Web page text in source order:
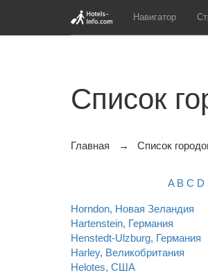
Навигатор
Список
Главная Список
A B C D
Horndon, Новая Зеландия
Hartenstein, Германия
Henstedt-Ulzburg, Германия
Harley, Великобритания
Helotes, США